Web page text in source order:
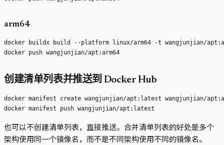
arm64
docker buildx build --platform linux/arm64 -t wangjunjian/
创建清单列表并推送到 Docker Hub
docker manifest create wangjunjian/apt:latest wangjunjian/
也可以不创建清单列表，直接推送。合并清单列表的好处是多个
架构使用同一个镜像名，而不是不同架构使用不同的镜像名。